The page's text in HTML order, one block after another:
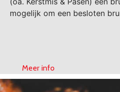
mogelijk om een besloten
Meer info